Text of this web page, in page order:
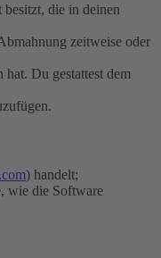
besitzt, die in deinen
zeitweise oder
Du gestattest dem
) handelt;
wie die Software